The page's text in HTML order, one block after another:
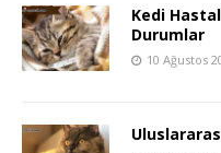
Kedi
Durumlar
10 Ağustos